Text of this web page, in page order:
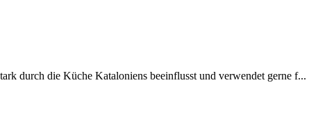
durch die Küche Kataloniens beeinflusst und verwendet gerne f...